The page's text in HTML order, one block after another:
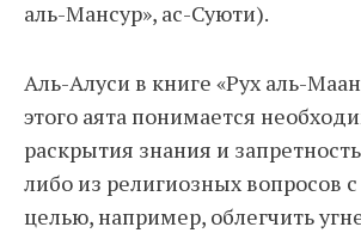
аль-Мансур», ас-Суюти).
Аль-Алуси в книге «Рух аль-
этого аята понимается
раскрытия знания и
либо из религиозных вопросов
целью, например, облегчить